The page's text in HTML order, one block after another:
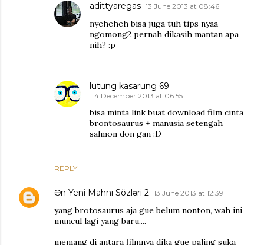
REPLY
adittyaregas 13 June 2013 at 08:46
nyeheheh bisa juga tuh tips nyaa
ngomong2 pernah dikasih mantan apa
nih? :p
lutung kasarung 69
4 December 2013 at 06:55
bisa minta link buat download film cinta
brontosaurus + manusia setengah
salmon don gan :D
Ən Yeni Mahnı Sözləri 2 13 June 2013 at 12:39
yang brotosaurus aja gue belum nonton, wah ini
muncul lagi yang baru....
memang di antara filmnya dika gue paling suka